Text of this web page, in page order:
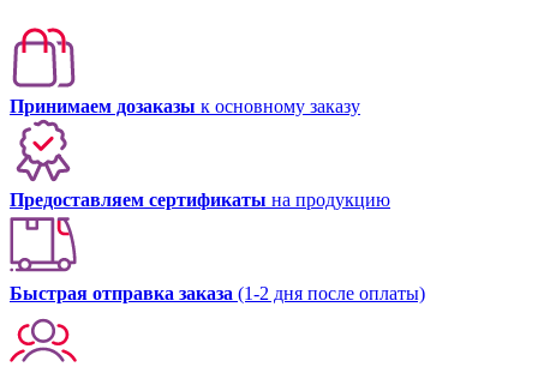
Принимаем дозаказы к основному заказу
Предоставляем сертификаты на продукцию
Быстрая отправка заказа (1-2 дня после оплаты)